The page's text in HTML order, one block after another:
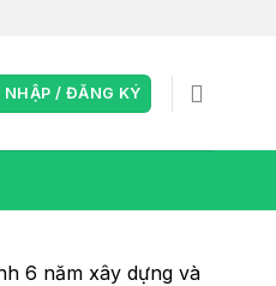
NHẬP / ĐĂNG KÝ
6 năm xây dựng và